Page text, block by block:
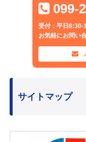
099-
受付：平日8:30-
お気軽にお問い
サイトマップ